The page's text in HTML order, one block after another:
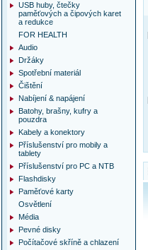
USB huby, čtečky
paměťových a čipových karet
a redukce
FOR HEALTH
Audio
Držáky
Spotřební materiál
Čištění
Nabíjení & napájení
Batohy, brašny, kufry a
pouzdra
Kabely a konektory
Příslušenství pro mobily a
tablety
Příslušenství pro PC a NTB
Flashdisky
Paměťové karty
Osvětlení
Média
Pevné disky
Počítačové skříně a chlazení